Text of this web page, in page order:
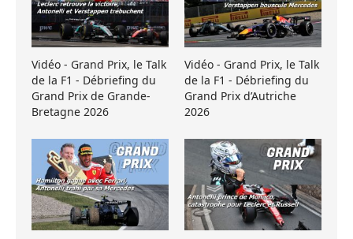
Vidéo - Grand Prix, le Talk
de la F1 - Débriefing du
Grand Prix de Grande-
Bretagne 2026
Vidéo - Grand Prix, le Talk
de la F1 - Débriefing du
Grand Prix d’Autriche
2026